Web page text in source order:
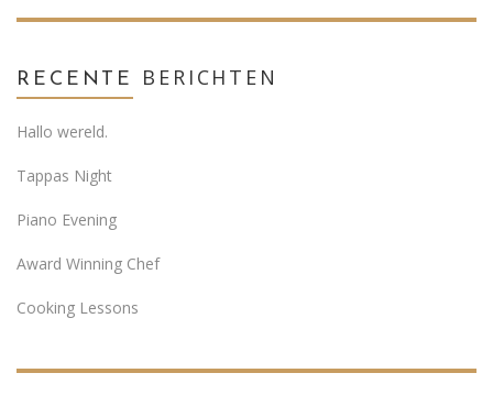
RECENTE BERICHTEN
Hallo wereld.
Tappas Night
Piano Evening
Award Winning Chef
Cooking Lessons